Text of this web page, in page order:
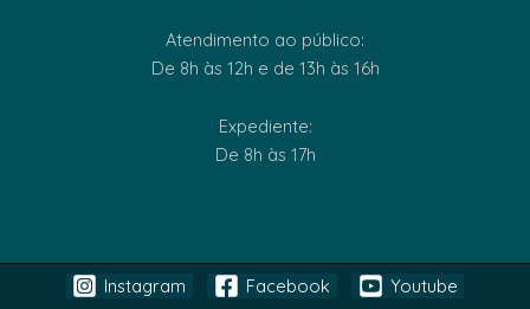
Atendimento ao público:
De 8h às 12h e de 13h às 16h
Expediente:
De 8h às 17h
Instagram Facebook Youtube